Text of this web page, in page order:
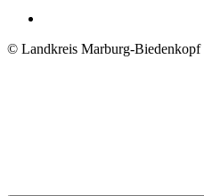
© Landkreis Marburg-Biedenkopf